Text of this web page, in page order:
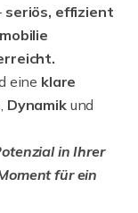
seriös, effizient
eine klare
, Dynamikund
in Ihrer
für ein